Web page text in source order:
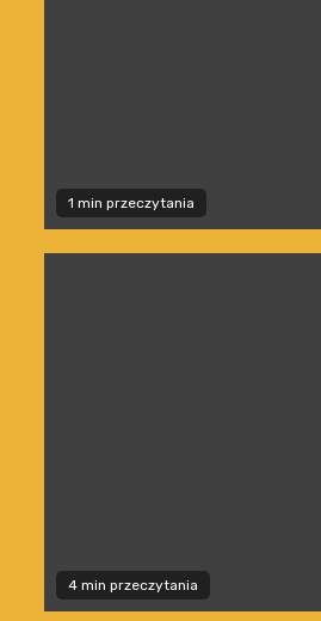
1 min przeczytania
4 min przeczytania